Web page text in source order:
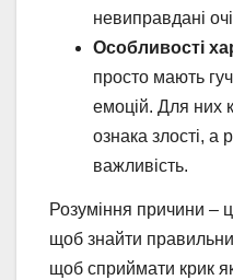
невиправдані
Особливості
просто мають
емоцій. Для них
ознака злості, а
важливість.
Розуміння причини –
щоб знайти
щоб сприймати крик